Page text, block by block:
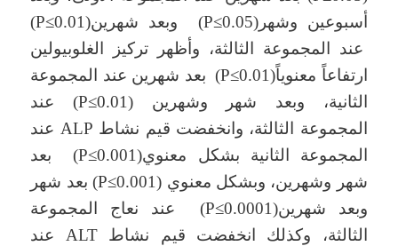
أسبوعين وشهر(P≤0.05) وبعد شهرين(P≤0.01)
عند المجموعة الثالثة، وأظهر تركيز الغلوبيولين
ارتفاعاً معنوياً(P≤0.01) بعد شهرين عند المجموعة
الثانية، وبعد شهر وشهرين (P≤0.01) عند
المجموعة الثالثة، وانخفضت قيم نشاط ALP عند
المجموعة الثانية بشكل معنوي(P≤0.001) بعد
شهر وشهرين، وبشكل معنوي (P≤0.001) بعد شهر
وبعد شهرين(P≤0.0001) عند نعاج المجموعة
الثالثة، وكذلك انخفضت قيم نشاط ALT عند